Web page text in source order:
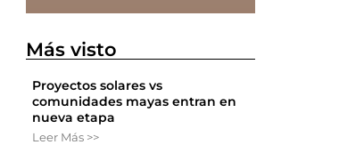
Más visto
Proyectos solares vs
comunidades mayas entran en
nueva etapa
Leer Más >>